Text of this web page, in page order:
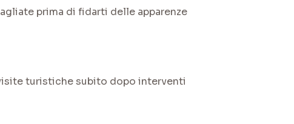
prima di fidarti delle apparenze
turistiche subito dopo interventi